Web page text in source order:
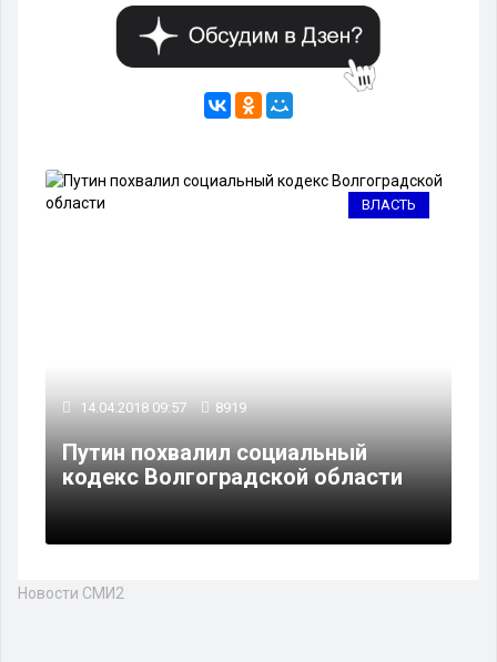
ВЛАСТЬ
14.04.2018 09:57 8919
Путин похвалил социальный
кодекс Волгоградской области
Новости СМИ2